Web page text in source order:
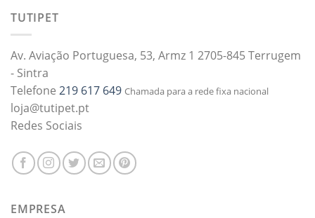
TUTIPET
Av. Aviação Portuguesa, 53, Armz 1 2705-845 Terrugem
- Sintra
Telefone 219 617 649 Chamada para a rede fixa nacional
loja@tutipet.pt
Redes Sociais
EMPRESA